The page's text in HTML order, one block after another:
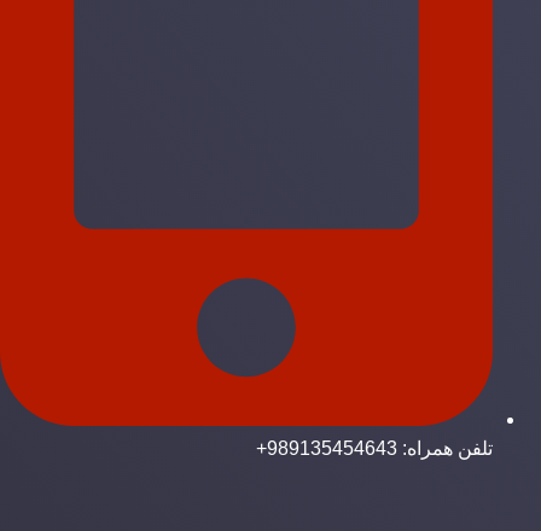
تلفن همراه: 989135454643+